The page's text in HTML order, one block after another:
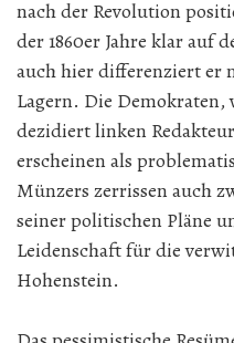
nach der Revolution
der 1860er Jahre klar auf
auch hier differenziert er
Lagern. Die
dezidiert linken
erscheinen als
Münzers zerrissen auch
seiner politischen Pläne
Leidenschaft für die
Hohenstein.